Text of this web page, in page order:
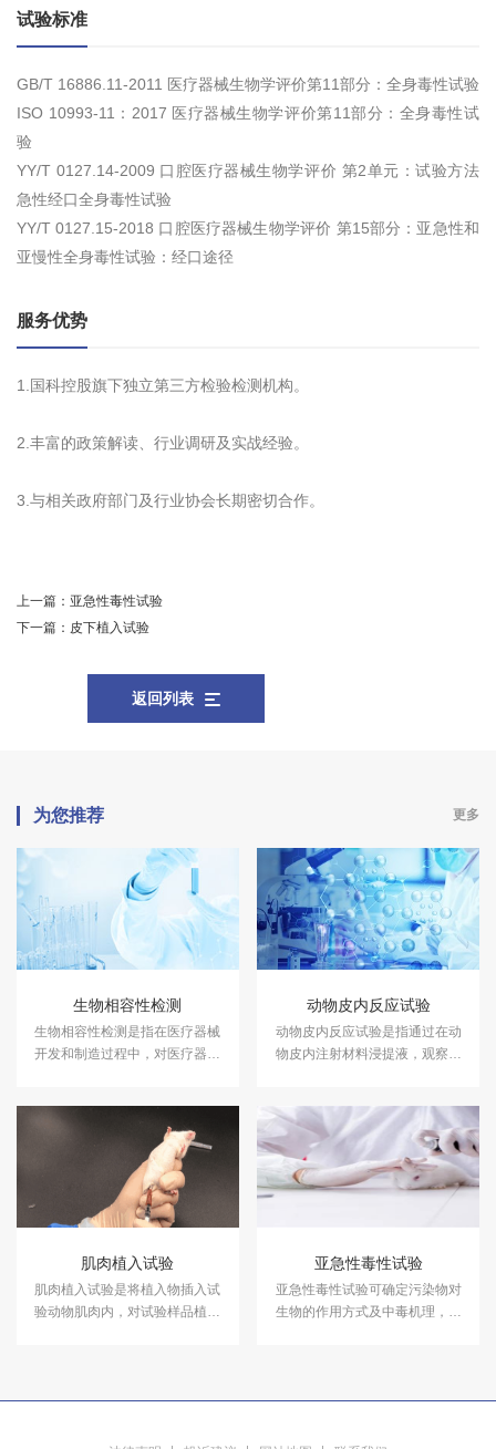
试验标准
GB/T 16886.11-2011 医疗器械生物学评价第11部分：全身毒性试验
ISO 10993-11：2017 医疗器械生物学评价第11部分：全身毒性试
验
YY/T 0127.14-2009 口腔医疗器械生物学评价 第2单元：试验方法
急性经口全身毒性试验
YY/T 0127.15-2018 口腔医疗器械生物学评价 第15部分：亚急性和
亚慢性全身毒性试验：经口途径
服务优势
1.国科控股旗下独立第三方检验检测机构。
2.丰富的政策解读、行业调研及实战经验。
3.与相关政府部门及行业协会长期密切合作。
上一篇： 亚急性毒性试验
下一篇： 皮下植入试验
返回列表
为您推荐 更多
生物相容性检测
生物相容性检测是指在医疗器械
开发和制造过程中，对医疗器械
动物皮内反应试验
动物皮内反应试验是指通过在动
物皮内注射材料浸提液，观察材
肌肉植入试验
肌肉植入试验是将植入物插入试
验动物肌肉内，对试验样品植入
检测开展肌肉植入试验，检测报
亚急性毒性试验
亚急性毒性试验可确定污染物对
生物的作用方式及中毒机理，初
展亚急性毒性试验，报告具有